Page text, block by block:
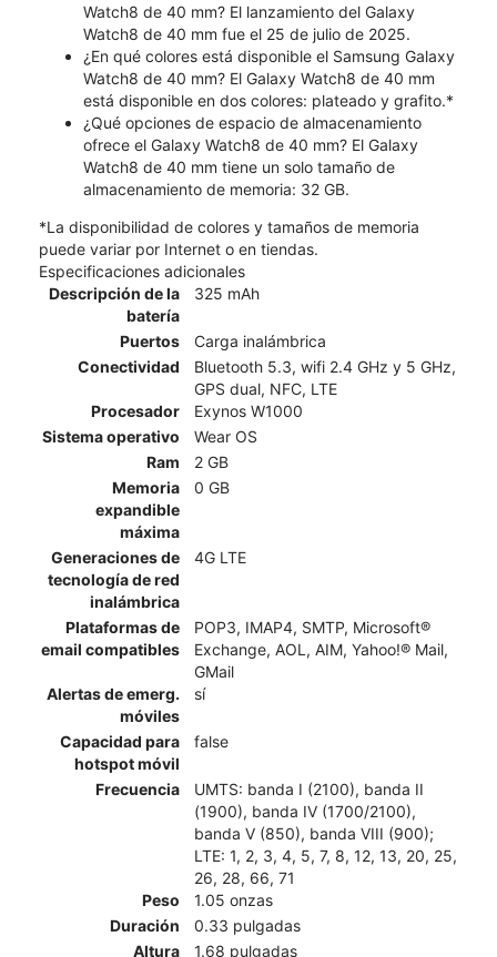
Watch8 de 40 mm? El lanzamiento del Galaxy
Watch8 de 40 mm fue el 25 de julio de 2025.
¿En qué colores está disponible el Samsung Galaxy
Watch8 de 40 mm? El Galaxy Watch8 de 40 mm
está disponible en dos colores: plateado y grafito.*
¿Qué opciones de espacio de almacenamiento
ofrece el Galaxy Watch8 de 40 mm? El Galaxy
Watch8 de 40 mm tiene un solo tamaño de
almacenamiento de memoria: 32 GB.
*La disponibilidad de colores y tamaños de memoria
puede variar por Internet o en tiendas.
Especificaciones adicionales
Descripción de la
batería
325 mAh
Puertos
Carga inalámbrica
Conectividad
Bluetooth 5.3, wifi 2.4 GHz y 5 GHz,
GPS dual, NFC, LTE
Procesador
Exynos W1000
Sistema operativo
Wear OS
Ram
2 GB
Memoria
expandible
máxima
0 GB
Generaciones de
tecnología de red
inalámbrica
4G LTE
Plataformas de
email compatibles
POP3, IMAP4, SMTP, Microsoft®
Exchange, AOL, AIM, Yahoo!® Mail,
GMail
Alertas de emerg.
móviles
sí
Capacidad para
hotspot móvil
false
Frecuencia
UMTS: banda I (2100), banda II
(1900), banda IV (1700/2100),
banda V (850), banda VIII (900);
LTE: 1, 2, 3, 4, 5, 7, 8, 12, 13, 20, 25,
26, 28, 66, 71
Peso
1.05 onzas
Duración
0.33 pulgadas
Altura
1.68 pulgadas